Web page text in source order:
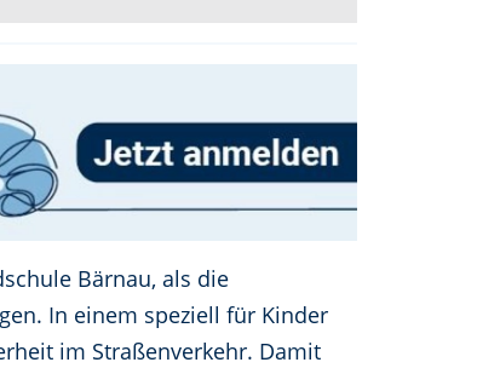
Bärnau, als die
In einem speziell für Kinder
im Straßenverkehr. Damit